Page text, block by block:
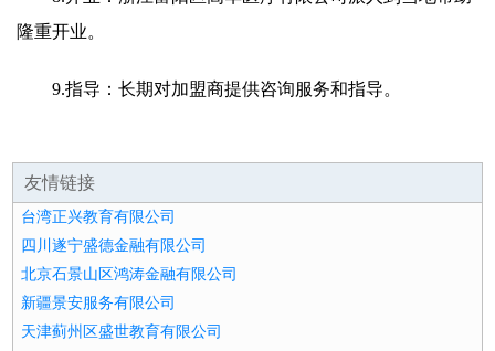
隆重开业。
9.指导：长期对加盟商提供咨询服务和指导。
友情链接
台湾正兴教育有限公司
四川遂宁盛德金融有限公司
北京石景山区鸿涛金融有限公司
新疆景安服务有限公司
天津蓟州区盛世教育有限公司